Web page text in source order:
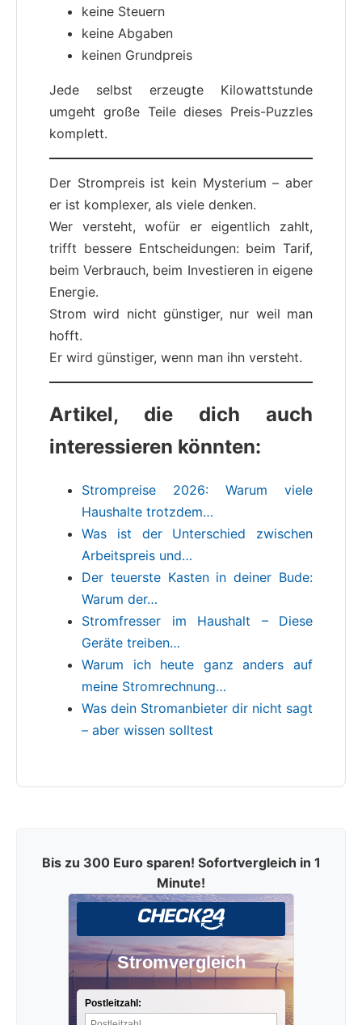
keine Steuern
keine Abgaben
keinen Grundpreis
Jede selbst erzeugte Kilowattstunde
umgeht große Teile dieses Preis-Puzzles
komplett.
Der Strompreis ist kein Mysterium – aber
er ist komplexer, als viele denken.
Wer versteht, wofür er eigentlich zahlt,
trifft bessere Entscheidungen: beim Tarif,
beim Verbrauch, beim Investieren in eigene
Energie.
Strom wird nicht günstiger, nur weil man
hofft.
Er wird günstiger, wenn man ihn versteht.
Artikel, die dich auch
interessieren könnten:
Strompreise 2026: Warum viele
Haushalte trotzdem…
Was ist der Unterschied zwischen
Arbeitspreis und…
Der teuerste Kasten in deiner Bude:
Warum der…
Stromfresser im Haushalt – Diese
Geräte treiben…
Warum ich heute ganz anders auf
meine Stromrechnung…
Was dein Stromanbieter dir nicht sagt
– aber wissen solltest
Bis zu 300 Euro sparen! Sofortvergleich in 1
Minute!
Stromvergleich
Postleitzahl: